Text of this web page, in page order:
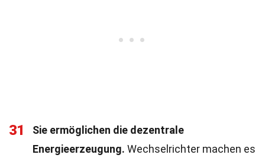
31
Sie ermöglichen die dezentrale
Energieerzeugung. Wechselrichter machen es